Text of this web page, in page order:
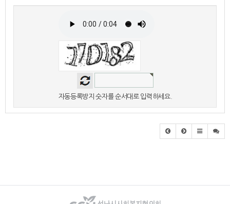
자동등록방지 숫자를 순서대로 입력하세요.